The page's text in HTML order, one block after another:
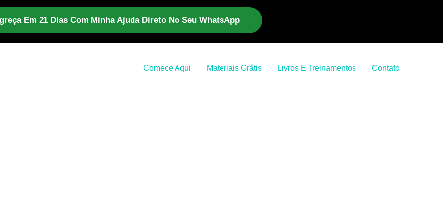
Em 21 Dias Com Minha Ajuda Direto No Seu WhatsApp
Comece Aqui Materiais Grátis Livros E Treinamentos Contato